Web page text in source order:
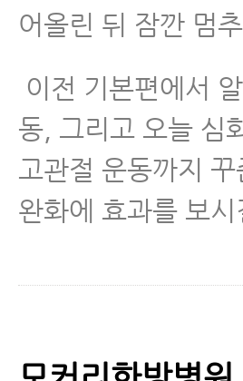
어올린 뒤 잠깐 멈
이전 기본편에서
동, 그리고 오늘 심
고관절 운동까지
완화에 효과를 보